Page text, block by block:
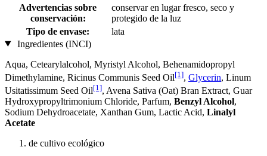
Advertencias sobre
conservación:
conservar en lugar fresco, seco y
protegido de la luz
Tipo de envase:
lata
Ingredientes (INCI)
Aqua, Cetearylalcohol, Myristyl Alcohol, Behenamidopropyl
Dimethylamine, Ricinus Communis Seed Oil[1], Glycerin, Linum
Usitatissimum Seed Oil[1], Avena Sativa (Oat) Bran Extract, Guar
Hydroxypropyltrimonium Chloride, Parfum, Benzyl Alcohol,
Sodium Dehydroacetate, Xanthan Gum, Lactic Acid, Linalyl
Acetate
de cultivo ecológico